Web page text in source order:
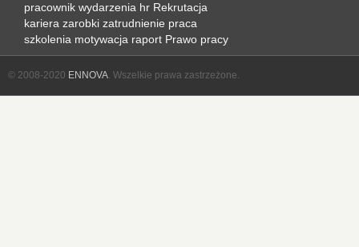
pracownik wydarzenia hr Rekrutacja
kariera zarobki zatrudnienie praca
szkolenia motywacja raport Prawo pracy
© 2008-2020 ENNOVA. Wszelkie prawa zastrzeżone.